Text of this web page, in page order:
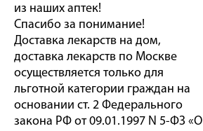
из наших аптек!
Спасибо за понимание!
Доставка лекарств на дом,
доставка лекарств по Москве
осуществляется только для
льготной категории граждан на
основании ст. 2 Федерального
закона РФ от 09.01.1997 N 5-ФЗ «О